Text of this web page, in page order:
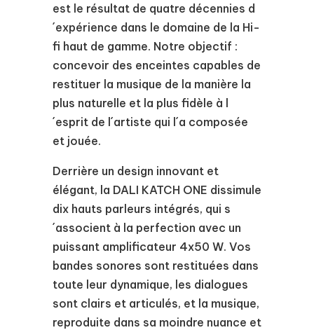
est le résultat de quatre décennies d
´expérience dans le domaine de la Hi-
fi haut de gamme. Notre objectif :
concevoir des enceintes capables de
restituer la musique de la manière la
plus naturelle et la plus fidèle à l
´esprit de l´artiste qui l´a composée
et jouée.
Derrière un design innovant et
élégant, la DALI KATCH ONE dissimule
dix hauts parleurs intégrés, qui s
´associent à la perfection avec un
puissant amplificateur 4x50 W. Vos
bandes sonores sont restituées dans
toute leur dynamique, les dialogues
sont clairs et articulés, et la musique,
reproduite dans sa moindre nuance et